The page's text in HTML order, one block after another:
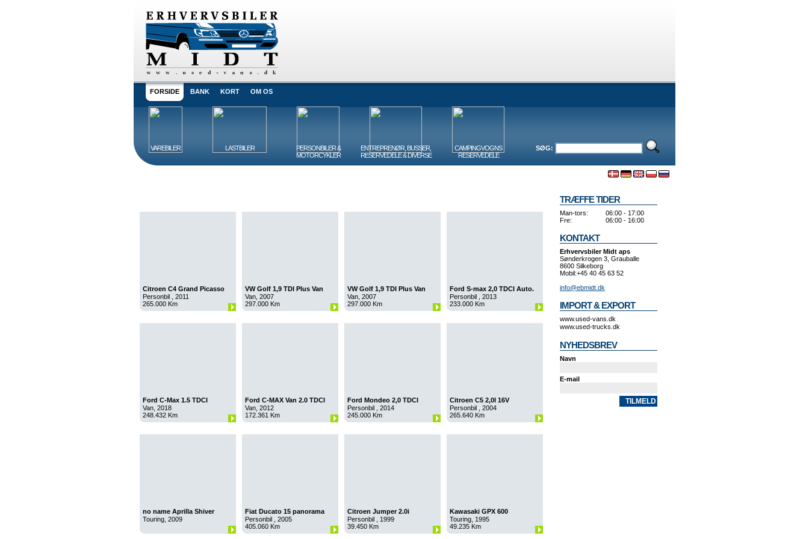
FORSIDE BANK KORT OM OS
VAREBILER LASTBILER
PERSONBILER &
MOTORCYKLER
ENTREPRENØR, BUSSER,
RESERVEDELE & DIVERSE
CAMPINGVOGNS
RESERVEDELE
SØG:
Citroen C4 Grand Picasso
1,6 HDI Aut
Personbil , 2011
265.000 Km
VW Golf 1,9 TDI Plus Van
Van, 2007
297.000 Km
VW Golf 1,9 TDI Plus Van
Van, 2007
297.000 Km
Ford S-max 2,0 TDCI Auto.
Personbil , 2013
233.000 Km
Ford C-Max 1.5 TDCI
Van, 2018
248.432 Km
Ford C-MAX Van 2.0 TDCI
AUT
Van, 2012
172.361 Km
Ford Mondeo 2,0 TDCI
Collection. Aut
Personbil , 2014
245.000 Km
Citroen C5 2,0I 16V
Personbil , 2004
265.640 Km
no name Aprilla Shiver
Touring, 2009
Fiat Ducato 15 panorama
Personbil , 2005
405.060 Km
Citroen Jumper 2.0i
Personbil , 1999
39.450 Km
Kawasaki GPX 600
Touring, 1995
49.235 Km
TRÆFFE TIDER
Man-tors:
06:00 - 17:00
Fre:
06:00 - 16:00
KONTAKT
Erhvervsbiler Midt aps
Sønderkrogen 3, Grauballe
8600 Silkeborg
Mobil:+45 40 45 63 52
info@ebmidt.dk
IMPORT & EXPORT
www.used-vans.dk
www.used-trucks.dk
NYHEDSBREV
Navn
E-mail